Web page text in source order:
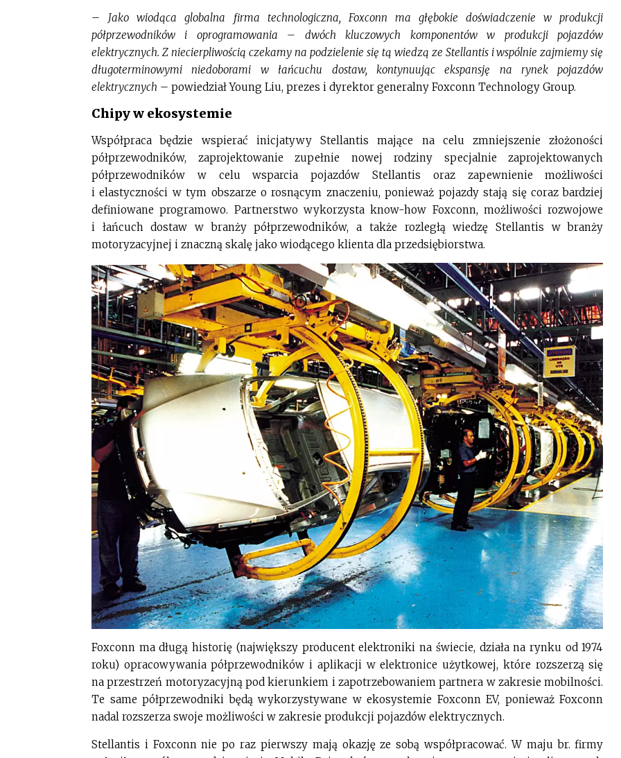
– Jako wiodąca globalna firma technologiczna, Foxconn ma głębokie doświadczenie w produkcji
półprzewodników i oprogramowania – dwóch kluczowych komponentów w produkcji pojazdów
elektrycznych. Z niecierpliwością czekamy na podzielenie się tą wiedzą ze Stellantis i wspólnie zajmiemy się
długoterminowymi niedoborami w łańcuchu dostaw, kontynuując ekspansję na rynek pojazdów
elektrycznych – powiedział Young Liu, prezes i dyrektor generalny Foxconn Technology Group.
Chipy w ekosystemie
Współpraca będzie wspierać inicjatywy Stellantis mające na celu zmniejszenie złożoności
półprzewodników, zaprojektowanie zupełnie nowej rodziny specjalnie zaprojektowanych
półprzewodników w celu wsparcia pojazdów Stellantis oraz zapewnienie możliwości
i elastyczności w tym obszarze o rosnącym znaczeniu, ponieważ pojazdy stają się coraz bardziej
definiowane programowo. Partnerstwo wykorzysta know-how Foxconn, możliwości rozwojowe
i łańcuch dostaw w branży półprzewodników, a także rozległą wiedzę Stellantis w branży
motoryzacyjnej i znaczną skalę jako wiodącego klienta dla przedsiębiorstwa.
Foxconn ma długą historię (największy producent elektroniki na świecie, działa na rynku od 1974
roku) opracowywania półprzewodników i aplikacji w elektronice użytkowej, które rozszerzą się
na przestrzeń motoryzacyjną pod kierunkiem i zapotrzebowaniem partnera w zakresie mobilności.
Te same półprzewodniki będą wykorzystywane w ekosystemie Foxconn EV, ponieważ Foxconn
nadal rozszerza swoje możliwości w zakresie produkcji pojazdów elektrycznych.
Stellantis i Foxconn nie po raz pierwszy mają okazję ze sobą współpracować. W maju br. firmy